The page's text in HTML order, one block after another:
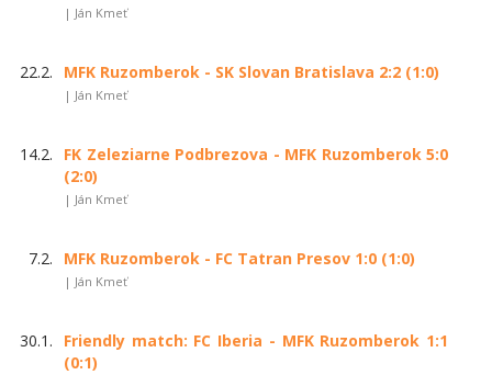
| Ján Kmeť
22.2. MFK Ruzomberok - SK Slovan Bratislava 2:2 (1:0)
| Ján Kmeť
14.2.
FK Zeleziarne Podbrezova - MFK Ruzomberok 5:0
(2:0)
| Ján Kmeť
7.2. MFK Ruzomberok - FC Tatran Presov 1:0 (1:0)
| Ján Kmeť
30.1.
Friendly match: FC Iberia - MFK Ruzomberok 1:1
(0:1)